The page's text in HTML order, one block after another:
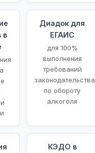
в
Диадок для
ЕГАИС
для 100%
выполнения
требований
законодательства
по обороту
алкоголя
КЭДО в